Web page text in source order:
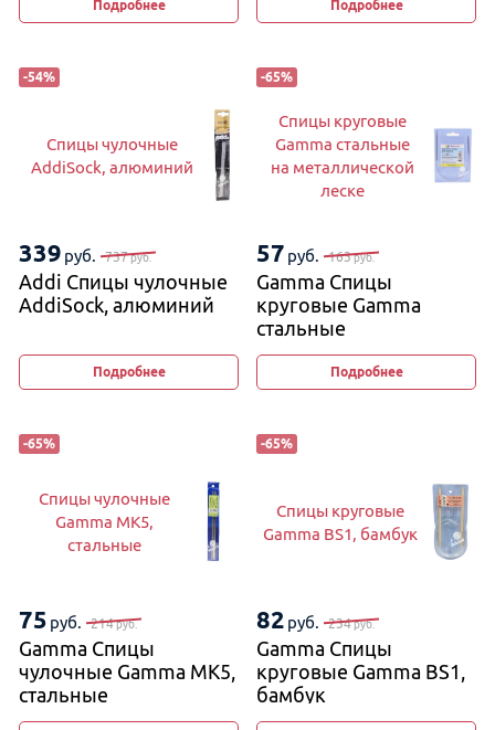
Подробнее Подробнее
-54%
Спицы чулочные
AddiSock, алюминий
339 руб. 737руб.
Addi Спицы чулочные
AddiSock, алюминий
Подробнее
-65%
Спицы круговые
Gamma стальные
на металлической
леске
57 руб. 163руб.
Gamma Спицы
круговые Gamma
стальные
на металлической
Подробнее
-65%
Спицы чулочные
Gamma MK5,
стальные
75 руб. 214руб.
Gamma Спицы
чулочные Gamma MK5,
стальные
-65%
Спицы круговые
Gamma BS1, бамбук
82 руб. 234руб.
Gamma Спицы
круговые Gamma BS1,
бамбук